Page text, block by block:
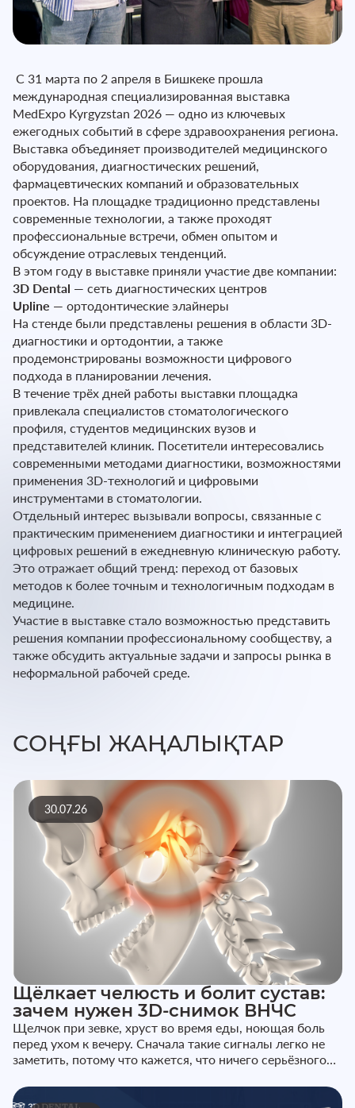
С 31 марта по 2 апреля в Бишкеке прошла
международная специализированная выставка
MedExpo Kyrgyzstan 2026 — одно из ключевых
ежегодных событий в сфере здравоохранения региона.
Выставка объединяет производителей медицинского
оборудования, диагностических решений,
фармацевтических компаний и образовательных
проектов. На площадке традиционно представлены
современные технологии, а также проходят
профессиональные встречи, обмен опытом и
обсуждение отраслевых тенденций.
В этом году в выставке приняли участие две компании:
3D Dental — сеть диагностических центров
Upline — ортодонтические элайнеры
На стенде были представлены решения в области 3D-
диагностики и ортодонтии, а также
продемонстрированы возможности цифрового
подхода в планировании лечения.
В течение трёх дней работы выставки площадка
привлекала специалистов стоматологического
профиля, студентов медицинских вузов и
представителей клиник. Посетители интересовались
современными методами диагностики, возможностями
применения 3D-технологий и цифровыми
инструментами в стоматологии.
Отдельный интерес вызывали вопросы, связанные с
практическим применением диагностики и интеграцией
цифровых решений в ежедневную клиническую работу.
Это отражает общий тренд: переход от базовых
методов к более точным и технологичным подходам в
медицине.
Участие в выставке стало возможностью представить
решения компании профессиональному сообществу, а
также обсудить актуальные задачи и запросы рынка в
неформальной рабочей среде.
СОҢҒЫ ЖАҢАЛЫҚТАР
30.07.26
Щёлкает челюсть и болит сустав:
зачем нужен 3D-снимок ВНЧС
Щелчок при зевке, хруст во время еды, ноющая боль
перед ухом к вечеру. Сначала такие сигналы легко не
заметить, потому что кажется, что ничего серьёзного